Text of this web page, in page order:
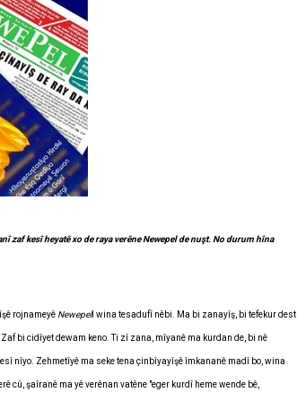
zaf kesî heyatê xo de raya verêne Newepel de nuşt. No durum hîna
rojnameyê Newepelî wina tesadufî nêbi. Ma bi zanayîş, bi tefekur dest
bi cidîyet dewam keno. Ti zî zana, mîyanê ma kurdan de, bi nê
nîyo. Zehmetîyê ma seke tena çinbîyayîşê îmkananê madî bo, wina
cû, şaîranê ma yê verênan vatêne "eger kurdî heme wende bê,